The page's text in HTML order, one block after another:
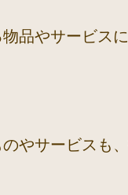
品やサービス
やサービスも